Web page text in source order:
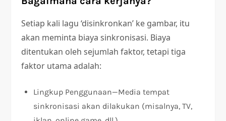
Setiap kali lagu ‘disinkronkan’ ke gambar, itu
akan meminta biaya sinkronisasi. Biaya
ditentukan oleh sejumlah faktor, tetapi tiga
faktor utama adalah:
Lingkup Penggunaan—Media tempat
sinkronisasi akan dilakukan (misalnya, TV,